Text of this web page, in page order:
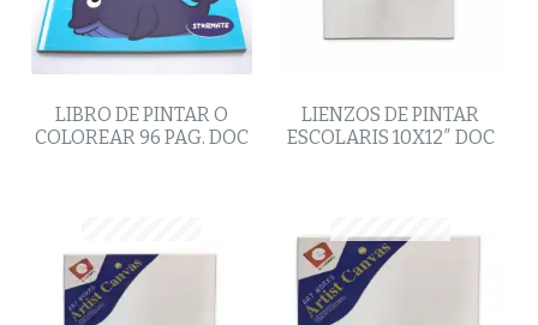
LIBRO DE PINTAR O
COLOREAR 96 PAG. DOC
LIENZOS DE PINTAR
ESCOLARIS 10X12″ DOC